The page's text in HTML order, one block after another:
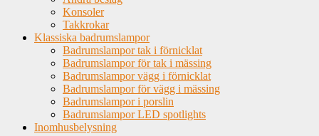
Konsoler
Takkrokar
Klassiska badrumslampor
Badrumslampor tak i förnicklat
Badrumslampor för tak i mässing
Badrumslampor vägg i förnicklat
Badrumslampor för vägg i mässing
Badrumslampor i porslin
Badrumslampor LED spotlights
Inomhusbelysning